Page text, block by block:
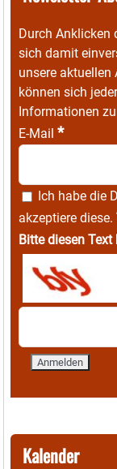
Durch Anklicken
sich damit
unsere
können sich
Informationen
E-Mail *
Ich habe die
akzeptiere diese.
Bitte diesen
Kalender